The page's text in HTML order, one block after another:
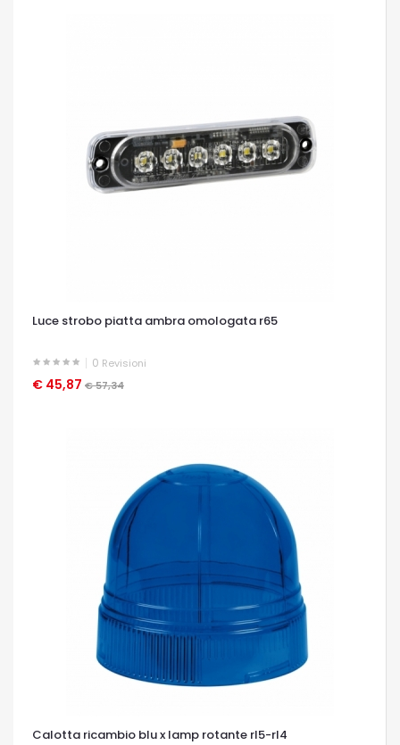
Luce strobo piatta ambra omologata r65
0 Revisioni
€ 45,87 € 57,34
OCCHIATA VELOCE
Calotta ricambio blu x lamp rotante rl5-rl4